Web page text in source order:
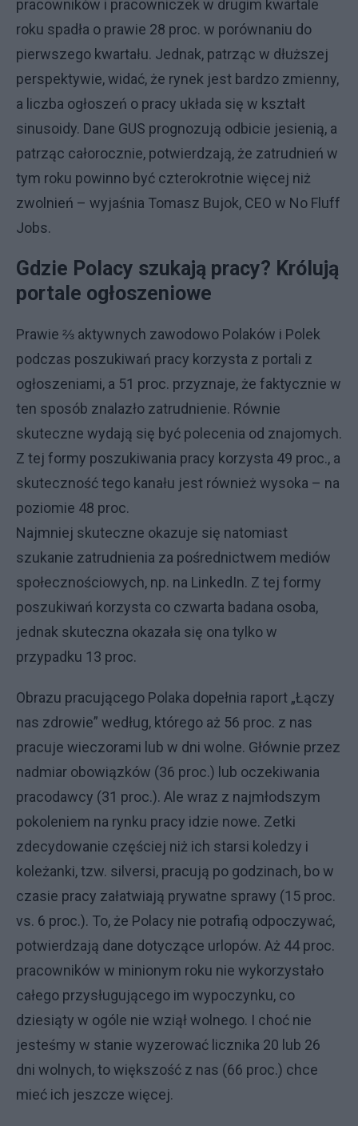
pracowników i pracowniczek w drugim kwartale
roku spadła o prawie 28 proc. w porównaniu do
pierwszego kwartału. Jednak, patrząc w dłuższej
perspektywie, widać, że rynek jest bardzo zmienny,
a liczba ogłoszeń o pracy układa się w kształt
sinusoidy. Dane GUS prognozują odbicie jesienią, a
patrząc całorocznie, potwierdzają, że zatrudnień w
tym roku powinno być czterokrotnie więcej niż
zwolnień – wyjaśnia Tomasz Bujok, CEO w No Fluff
Jobs.
Gdzie Polacy szukają pracy? Królują
portale ogłoszeniowe
Prawie ⅔ aktywnych zawodowo Polaków i Polek
podczas poszukiwań pracy korzysta z portali z
ogłoszeniami, a 51 proc. przyznaje, że faktycznie w
ten sposób znalazło zatrudnienie. Równie
skuteczne wydają się być polecenia od znajomych.
Z tej formy poszukiwania pracy korzysta 49 proc., a
skuteczność tego kanału jest również wysoka – na
poziomie 48 proc.
Najmniej skuteczne okazuje się natomiast
szukanie zatrudnienia za pośrednictwem mediów
społecznościowych, np. na LinkedIn. Z tej formy
poszukiwań korzysta co czwarta badana osoba,
jednak skuteczna okazała się ona tylko w
przypadku 13 proc.
Obrazu pracującego Polaka dopełnia raport „Łączy
nas zdrowie” według, którego aż 56 proc. z nas
pracuje wieczorami lub w dni wolne. Głównie przez
nadmiar obowiązków (36 proc.) lub oczekiwania
pracodawcy (31 proc.). Ale wraz z najmłodszym
pokoleniem na rynku pracy idzie nowe. Zetki
zdecydowanie częściej niż ich starsi koledzy i
koleżanki, tzw. silversi, pracują po godzinach, bo w
czasie pracy załatwiają prywatne sprawy (15 proc.
vs. 6 proc.). To, że Polacy nie potrafią odpoczywać,
potwierdzają dane dotyczące urlopów. Aż 44 proc.
pracowników w minionym roku nie wykorzystało
całego przysługującego im wypoczynku, co
dziesiąty w ogóle nie wziął wolnego. I choć nie
jesteśmy w stanie wyzerować licznika 20 lub 26
dni wolnych, to większość z nas (66 proc.) chce
mieć ich jeszcze więcej.